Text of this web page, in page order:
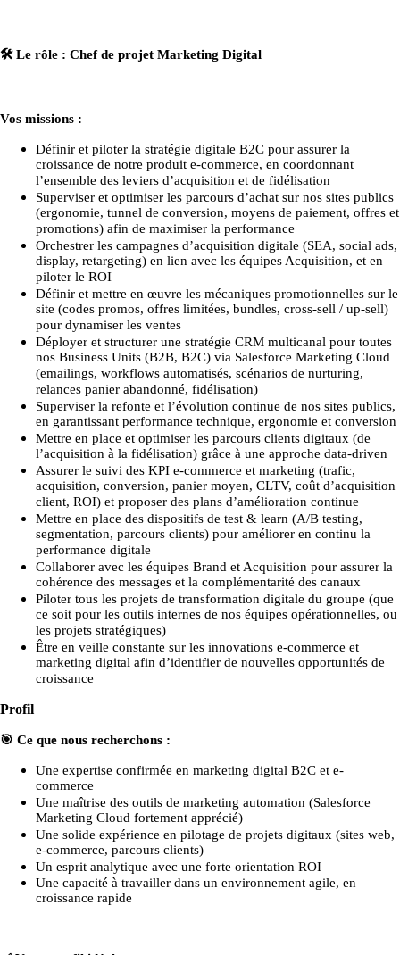
🛠️Le rôle : Chef de projet Marketing Digital
Vos missions :
Définir et piloter la stratégie digitale B2C pour assurer la
croissance de notre produit e-commerce, en coordonnant
l’ensemble des leviers d’acquisition et de fidélisation
Superviser et optimiser les parcours d’achat sur nos sites publics
(ergonomie, tunnel de conversion, moyens de paiement, offres et
promotions) afin de maximiser la performance
Orchestrer les campagnes d’acquisition digitale (SEA, social ads,
display, retargeting) en lien avec les équipes Acquisition, et en
piloter le ROI
Définir et mettre en œuvre les mécaniques promotionnelles sur le
site (codes promos, offres limitées, bundles, cross-sell / up-sell)
pour dynamiser les ventes
Déployer et structurer une stratégie CRM multicanal pour toutes
nos Business Units (B2B, B2C) via Salesforce Marketing Cloud
(emailings, workflows automatisés, scénarios de nurturing,
relances panier abandonné, fidélisation)
Superviser la refonte et l’évolution continue de nos sites publics,
en garantissant performance technique, ergonomie et conversion
Mettre en place et optimiser les parcours clients digitaux (de
l’acquisition à la fidélisation) grâce à une approche data-driven
Assurer le suivi des KPI e-commerce et marketing (trafic,
acquisition, conversion, panier moyen, CLTV, coût d’acquisition
client, ROI) et proposer des plans d’amélioration continue
Mettre en place des dispositifs de test & learn (A/B testing,
segmentation, parcours clients) pour améliorer en continu la
performance digitale
Collaborer avec les équipes Brand et Acquisition pour assurer la
cohérence des messages et la complémentarité des canaux
Piloter tous les projets de transformation digitale du groupe (que
ce soit pour les outils internes de nos équipes opérationnelles, ou
les projets stratégiques)
Être en veille constante sur les innovations e-commerce et
marketing digital afin d’identifier de nouvelles opportunités de
croissance
Profil
🎯 Ce que nous recherchons :
Une expertise confirmée en marketing digital B2C et e-
commerce
Une maîtrise des outils de marketing automation (Salesforce
Marketing Cloud fortement apprécié)
Une solide expérience en pilotage de projets digitaux (sites web,
e-commerce, parcours clients)
Un esprit analytique avec une forte orientation ROI
Une capacité à travailler dans un environnement agile, en
croissance rapide